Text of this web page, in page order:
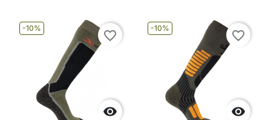
-10%

favorite_border
-10%

favorite_border